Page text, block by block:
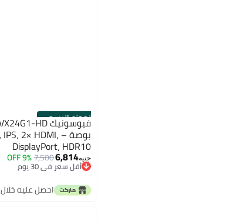
الموزع الرسمي
DisplayPort، HDR10
جنيه6,814
7,500
9% OFF أقل سعر في 30 يوم
توصيل مجاني
احصل عليه خلال